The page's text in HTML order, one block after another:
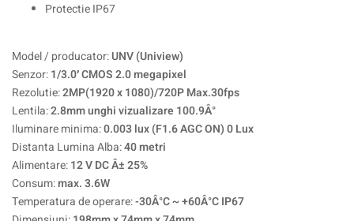
Protectie IP67
Model / producator:UNV (Uniview)
Senzor:1/3.0′ CMOS 2.0 megapixel
Rezolutie:2MP(1920 x 1080)/720P Max.30fps
Lentila:2.8mm unghi vizualizare 100.9Â°
Iluminare minima:0.003 lux (F1.6 AGC ON) 0 Lux
Distanta Lumina Alba:40 metri
Alimentare:12 V DC Â± 25%
Consum:max. 3.6W
Temperatura de operare:-30Â°C ~ +60Â°C IP67